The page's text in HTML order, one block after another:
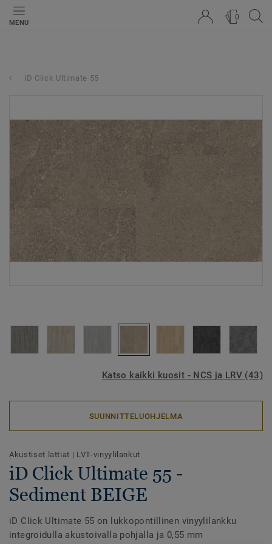
MENU
0
iD Click Ultimate 55
Katso kaikki kuosit - NCS ja LRV (43)
SUUNNITTELUOHJELMA
Akustiset lattiat | LVT-vinyylilankut
iD Click Ultimate 55 -
Sediment BEIGE
iD Click Ultimate 55 on lukkopontillinen vinyylilankku
integroidulla akustoivalla pohjalla ja 0,55 mm